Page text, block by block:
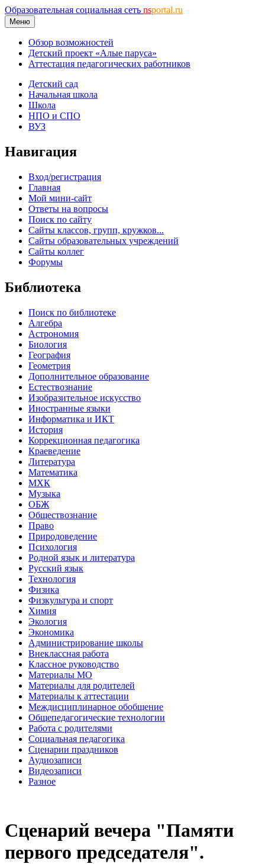
Образовательная социальная сеть nsportal.ru
Меню
Обзор возможностей
Детский проект «Алые паруса»
Аттестация педагогических работников
Детский сад
Начальная школа
Школа
НПО и СПО
ВУЗ
Навигация
Вход/регистрация
Главная
Мой мини-сайт
Ответы на вопросы
Поиск по сайту
Сайты классов, групп, кружков...
Сайты образовательных учреждений
Сайты коллег
Форумы
Библиотека
Поиск по библиотеке
Алгебра
Астрономия
Биология
География
Геометрия
Дополнительное образование
Естествознание
Изобразительное искусство
Иностранные языки
Информатика и ИКТ
История
Коррекционная педагогика
Краеведение
Литература
Математика
МХК
Музыка
ОБЖ
Обществознание
Право
Природоведение
Психология
Родной язык и литература
Русский язык
Технология
Физика
Физкультура и спорт
Химия
Экология
Экономика
Администрирование школы
Внеклассная работа
Классное руководство
Материалы МО
Материалы для родителей
Материалы к аттестации
Междисциплинарное обобщение
Общепедагогические технологии
Работа с родителями
Социальная педагогика
Сценарии праздников
Аудиозаписи
Видеозаписи
Разное
Сценарий вечера "Памяти
первого председателя".